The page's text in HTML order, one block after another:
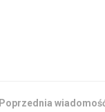
Poprzednia